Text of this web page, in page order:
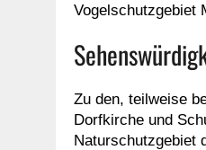
Vogelschutzgebiet
Zu den, teilweise
Dorfkirche und
Naturschutzgebiet